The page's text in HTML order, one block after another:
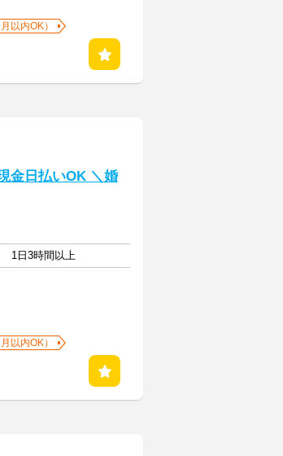
以内OK）
金日払いOK ＼婚
1日3時間以上
以内OK）